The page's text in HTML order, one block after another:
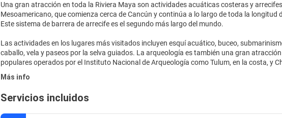
Una gran atracción en toda la Riviera Maya son actividades acuáticas costeras y
Mesoamericano, que comienza cerca de Cancún y continúa a lo largo de toda la
Este sistema de barrera de arrecife es el segundo más largo del mundo.
Las actividades en los lugares más visitados incluyen esquí acuático, buceo,
caballo, vela y paseos por la selva guiados. La arqueología es también una gran
populares operados por el Instituto Nacional de Arqueología como Tulum, en la costa, y
Más info
Servicios incluidos